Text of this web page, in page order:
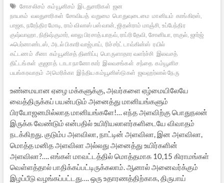
சோசலிசம் கம்யூனிசம் இடதுசாரிகள் ஜன
நாயகம் வலதுசாரிகள் சோவியத் வறுமை பொதுவுடைமை மானியம் காங்கிரஸ்,
பாஜக, நரேந்திர மோடி, ராம் விலாஸ் பஸ்வான், ஜிதன்ராம் மாஞ்சி, உப்பேந்திர
குஷ்வாஹா, நிதிஷ்குமார், லாலு பிரசாத் யாதவ், ராப்ரி தேவி, சோனியா, ராகுல், ஜார்ஜ்
ஃபெர்னாண்டஸ், அடல் பிகாரி வாஜ்பாய், ரிச்சர்ட் டாவ்கின்ஸ் ரயில்
கட்டணம் சீனா கம்யூனிசத் திணிப்பு பொருளாதார வளர்ச்சி இலவசத்
திட்டங்கள் குஜராத் டாடா நானோ கார் இலவசங்கள் சந்தை கம்யூனிச
பயங்கரவாதம் அமெரிக்கா இந்திய கம்யூனிஸ்டுகள் ஜவஹர்லால் நேரு
உண்மையான ஏழை மக்களுக்கு, அவர்களை ஏழ்மையிலேயே
வைத்திருக்கப் பயன்படும் அனைத்து மானியங்களும்
பிரயோஜனமில்லாத மானியங்களே!… எந்த அளவிற்கு பொதுநலன்
இருக்க வேண்டும் என்பதில் உயிரியலாளர்களிடையே விவாதம்
நடக்கிறது. குடும்ப அளவிலா, நாட்டின் அளவிலா, இன அளவிலா,
மொத்த மனித அளவிலா அல்லது அனைத்து உயிர்களின்
அளவிலா?…. எங்கள் மாவட்டத்தில் மொத்தமாக 10,15 கிராமங்கள்
வெள்ளத்தால் பாதிக்கப்பட்டிருக்கலாம். ஆனால் அனைவர்க்கும்
இழப்பீடு வழங்கப்பட்டது…. ஒரு உதாரணத்திற்காக, திருபாய்